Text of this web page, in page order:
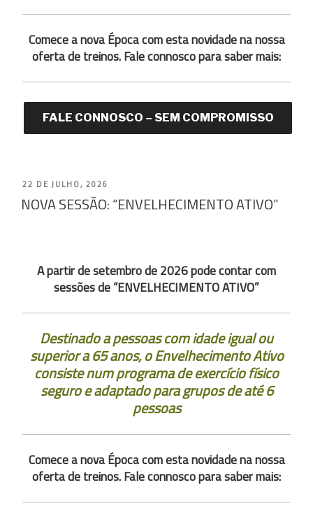
Comece a nova Época com esta novidade na nossa
oferta de treinos. Fale connosco para saber mais:
FALE CONNOSCO – SEM COMPROMISSO
PUBLICADO
EM
22 DE JULHO, 2026
NOVA SESSÃO: “ENVELHECIMENTO ATIVO”
A partir de setembro de 2026 pode contar com
sessões de “ENVELHECIMENTO ATIVO”
Destinado a pessoas com idade igual ou
superior a 65 anos, o Envelhecimento Ativo
consiste num programa de exercício físico
seguro e adaptado para grupos de até 6
pessoas
Comece a nova Época com esta novidade na nossa
oferta de treinos. Fale connosco para saber mais: